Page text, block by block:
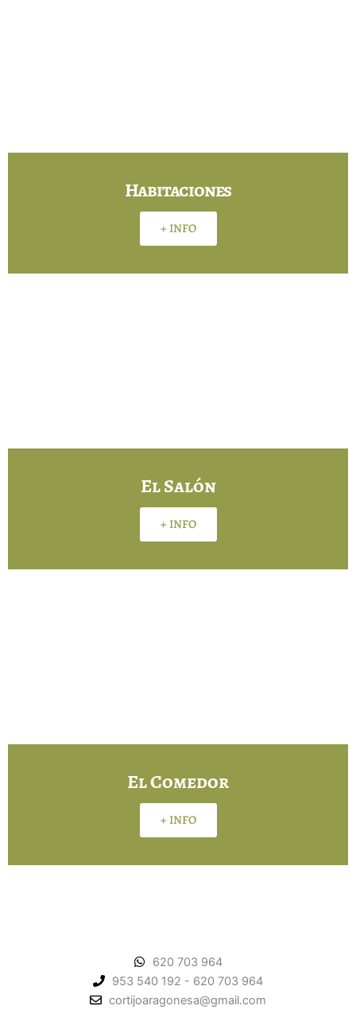
Habitaciones
+ INFO
El Salón
+ INFO
El Comedor
+ INFO
620 703 964
953 540 192 - 620 703 964
cortijoaragonesa@gmail.com